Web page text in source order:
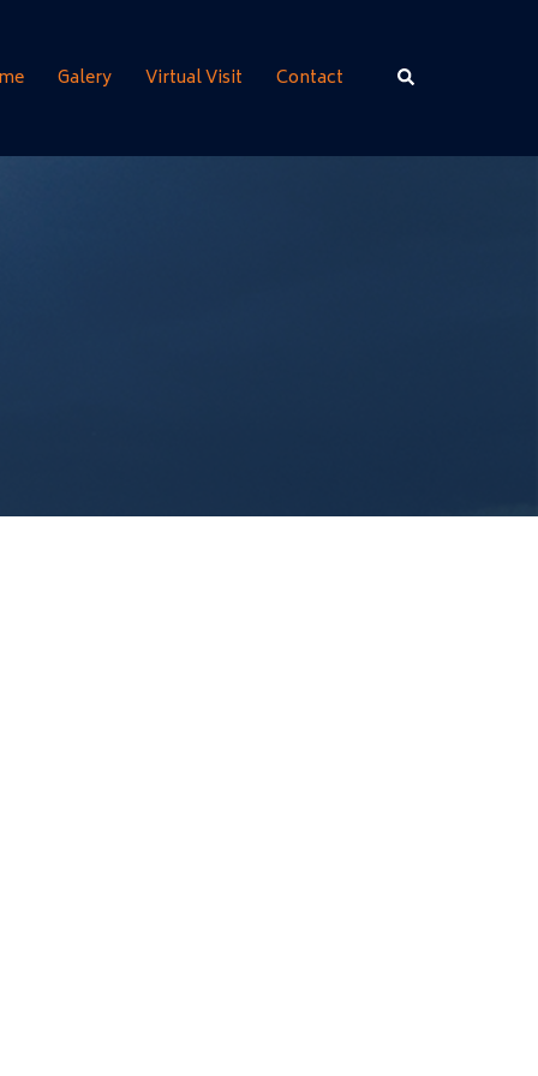
Galery Virtual Visit Contact Rechercher